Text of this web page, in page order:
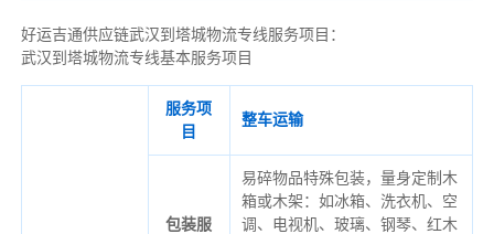
好运吉通供应链武汉到塔城物流专线服务项目：
武汉到塔城物流专线基本服务项目
服务项
目
整车运输
包装服
易碎物品特殊包装，量身定制木
箱或木架：如冰箱、洗衣机、空
调、电视机、玻璃、钢琴、红木